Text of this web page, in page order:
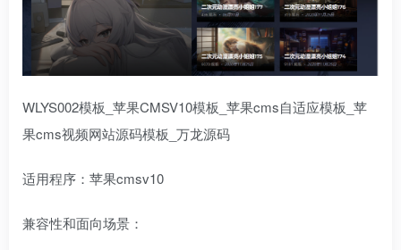
WLYS002模板_苹果CMSV10模板_苹果cms自适应模板_苹
果cms视频网站源码模板_万龙源码
适用程序：苹果cmsv10
兼容性和面向场景：